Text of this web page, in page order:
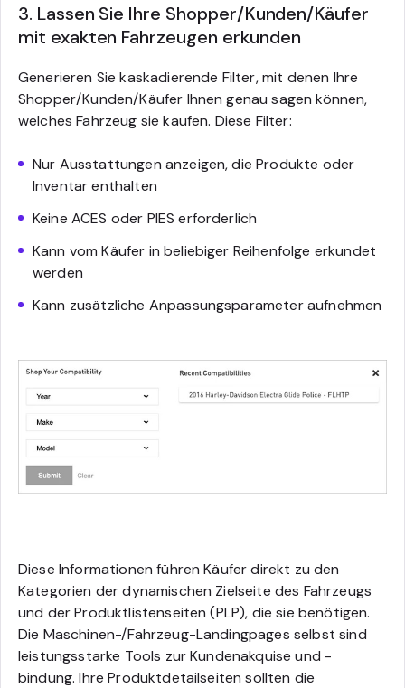
3. Lassen Sie Ihre Shopper/Kunden/Käufer
mit exakten Fahrzeugen erkunden
Generieren Sie kaskadierende Filter, mit denen Ihre
Shopper/Kunden/Käufer Ihnen genau sagen können,
welches Fahrzeug sie kaufen. Diese Filter:
Nur Ausstattungen anzeigen, die Produkte oder
Inventar enthalten
Keine ACES oder PIES erforderlich
Kann vom Käufer in beliebiger Reihenfolge erkundet
werden
Kann zusätzliche Anpassungsparameter aufnehmen
Diese Informationen führen Käufer direkt zu den
Kategorien der dynamischen Zielseite des Fahrzeugs
und der Produktlistenseiten (PLP), die sie benötigen.
Die Maschinen-/Fahrzeug-Landingpages selbst sind
leistungsstarke Tools zur Kundenakquise und -
bindung. Ihre Produktdetailseiten sollten die